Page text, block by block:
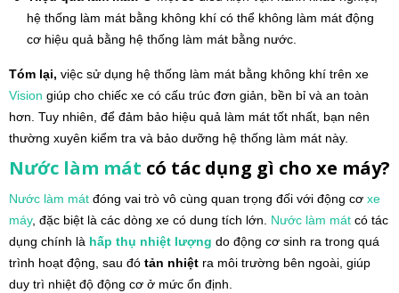
hệ thống làm mát bằng không khí có thể không làm mát động
cơ hiệu quả bằng hệ thống làm mát bằng nước.
Tóm lại, việc sử dụng hệ thống làm mát bằng không khí trên xe
Vision giúp cho chiếc xe có cấu trúc đơn giản, bền bỉ và an toàn
hơn. Tuy nhiên, để đảm bảo hiệu quả làm mát tốt nhất, bạn nên
thường xuyên kiểm tra và bảo dưỡng hệ thống làm mát này.
Nước làm mát có tác dụng gì cho xe máy?
Nước làm mát đóng vai trò vô cùng quan trọng đối với động cơ xe
máy, đặc biệt là các dòng xe có dung tích lớn. Nước làm mát có tác
dụng chính là hấp thụ nhiệt lượng do động cơ sinh ra trong quá
trình hoạt động, sau đó tản nhiệt ra môi trường bên ngoài, giúp
duy trì nhiệt độ động cơ ở mức ổn định.